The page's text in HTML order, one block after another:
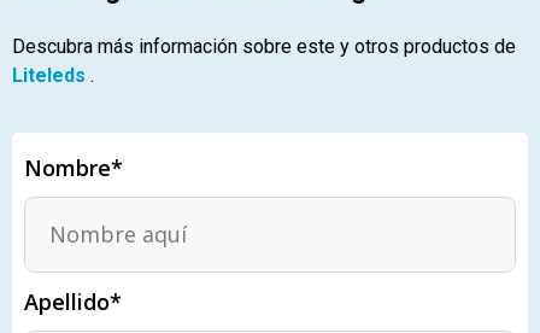
Descubra más información sobre este y otros productos de
Liteleds .
Nombre*
Apellido*